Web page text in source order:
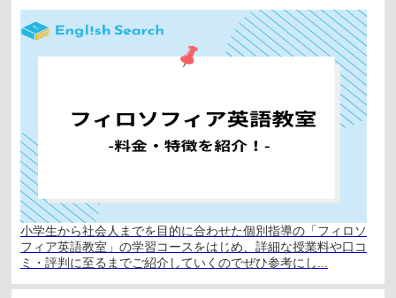
小学生から社会人までを目的に合わせた個別指導の「フィロソ
フィア英語教室」の学習コースをはじめ、詳細な授業料や口コ
ミ・評判に至るまでご紹介していくのでぜひ参考にし...